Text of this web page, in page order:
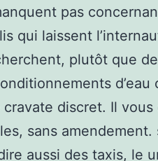
pas
qui laissent
plutôt que
discret. Il
sans amendement.
aussi des taxis, le